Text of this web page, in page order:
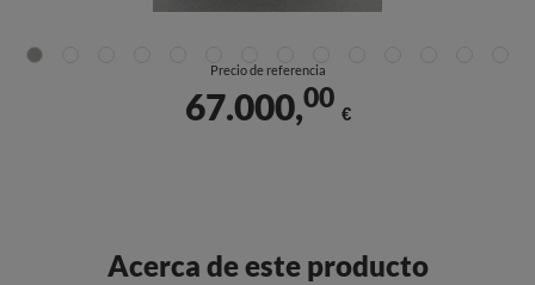
Precio de referencia
67.000,00
€
Acerca de este producto